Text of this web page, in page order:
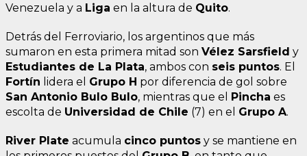
Venezuela y a Liga en la altura de Quito.
Detrás del Ferroviario, los argentinos que más
sumaron en esta primera mitad son Vélez Sarsfield y
Estudiantes de La Plata, ambos con seis puntos. El
Fortín lidera el Grupo H por diferencia de gol sobre
San Antonio Bulo Bulo, mientras que el Pincha es
escolta de Universidad de Chile (7) en el Grupo A.
River Plate acumula cinco puntos y se mantiene en